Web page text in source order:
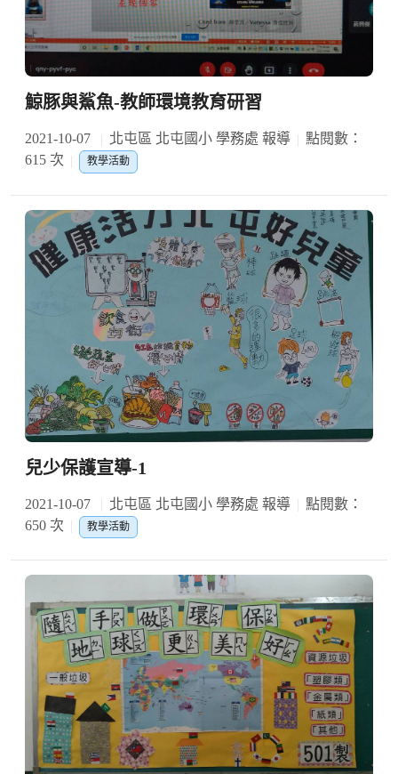
鯨豚與鯊魚-教師環境教育研習
2021-10-07 北屯區 北屯國小 學務處 報導
點閱數：
615 次
教學活動
兒少保護宣導-1
2021-10-07 北屯區 北屯國小 學務處 報導
點閱數：
650 次
教學活動